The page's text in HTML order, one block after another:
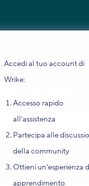
Accedi al tuo account di
Wrike:
Accesso rapido
all'assistenza
Partecipa alle
della community
Ottieni un'esperienza
apprendimento